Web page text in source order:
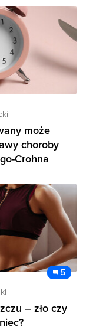
może
choroby
Crohna
5
– zło czy